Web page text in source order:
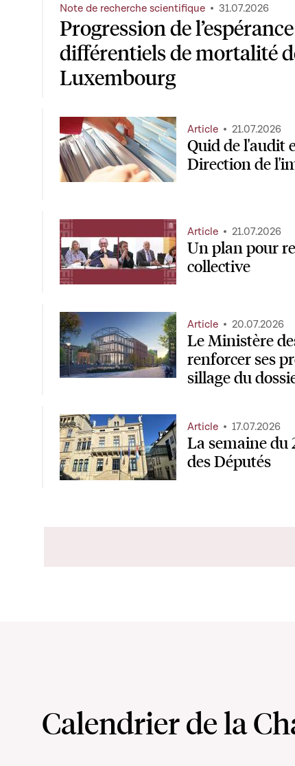
Progression de
différentiels de mortalité
Luxembourg
Note de recherche scientifique 31.07.2026
Quid de l'audit
Direction de
Article 21.07.2026
Un plan pour
collective
Article 21.07.2026
Le Ministère
renforcer ses
sillage du
Article 20.07.2026
La semaine du
des Députés
Article 17.07.2026
Calendrier de la